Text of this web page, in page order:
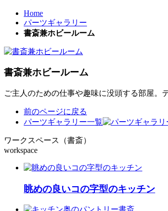
Home
パーツギャラリー
書斎兼ホビールーム
書斎兼ホビールーム
ご主人のための仕事や趣味に没頭する部屋。
前のページに戻る
パーツギャラリー一覧
ワークスペース（書斎）
workspace
眺めの良いコの字型のキッチン